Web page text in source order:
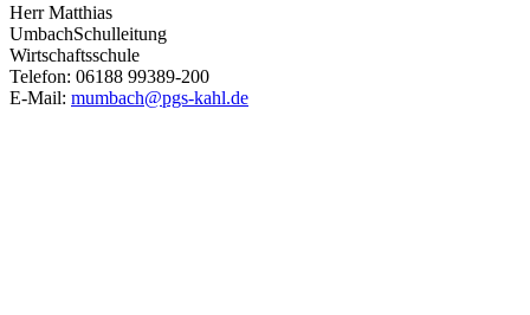
Herr Matthias
UmbachSchulleitung
Wirtschaftsschule
Telefon: 06188 99389-200
E-Mail: mumbach@pgs-kahl.de